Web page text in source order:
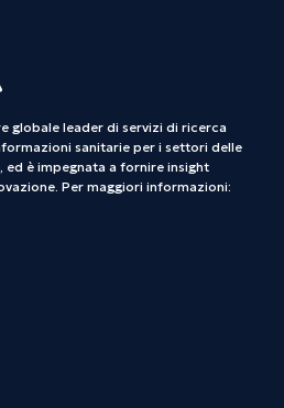
globale leader di servizi di ricerca
sanitarie per i settori delle
ed è impegnata a fornire insight
Per maggiori informazioni: